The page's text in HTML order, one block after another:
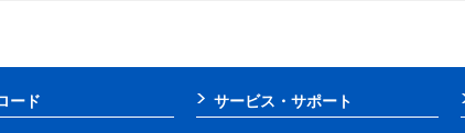
ード サービス・サポート